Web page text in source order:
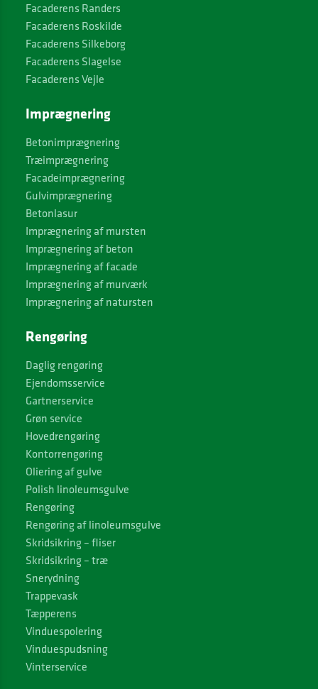
Facaderens Randers
Facaderens Roskilde
Facaderens Silkeborg
Facaderens Slagelse
Facaderens Vejle
Imprægnering
Betonimprægnering
Træimprægnering
Facadeimprægnering
Gulvimprægnering
Betonlasur
Imprægnering af mursten
Imprægnering af beton
Imprægnering af facade
Imprægnering af murværk
Imprægnering af natursten
Rengøring
Daglig rengøring
Ejendomsservice
Gartnerservice
Grøn service
Hovedrengøring
Kontorrengøring
Oliering af gulve
Polish linoleumsgulve
Rengøring
Rengøring af linoleumsgulve
Skridsikring – fliser
Skridsikring – træ
Snerydning
Trappevask
Tæpperens
Vinduespolering
Vinduespudsning
Vinterservice